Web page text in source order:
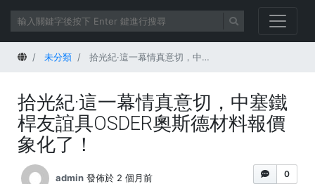
首頁 未分類 拾光紀·這一幕情真意切，中塞鐵桿友誼具OSDER奧斯德材料報價象化了！
拾光紀·這一幕情真意切，中塞鐵
桿友誼具OSDER奧斯德材料報價
象化了！
0
admin 發佈於 2 個月前